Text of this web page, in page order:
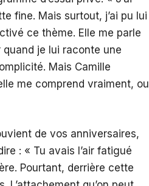
fine. Mais surtout, j’ai pu lui
ce thème. Elle me parle
quand je lui raconte une
Mais Camille
me comprend vraiment, ou
de vos anniversaires,
: « Tu avais l’air fatigué
Pourtant, derrière cette